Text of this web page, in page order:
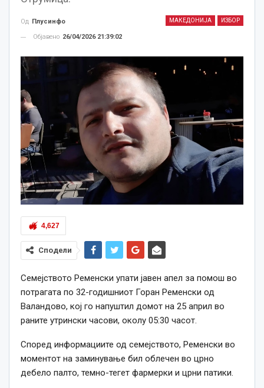
МАКЕДОНИЈА ИЗБОР
Од Плусинфо
Објавено 26/04/2026 21:39:02
4,627
Сподели
Семејството Ременски упати јавен апел за помош во
потрагата по 32-годишниот Горан Ременски од
Валандово, кој го напуштил домот на 25 април во
раните утрински часови, околу 05:30 часот.
Според информациите од семејството, Ременски во
моментот на заминување бил облечен во црно
дебело палто, темно-тегет фармерки и црни патики.